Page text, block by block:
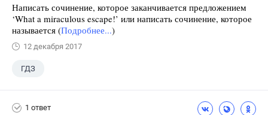
Написать сочинение, которое заканчивается предложением
‘What a miraculous escape!’ или написать сочинение, которое
называется (Подробнее...)
12 декабря 2017
ГДЗ
1 ответ